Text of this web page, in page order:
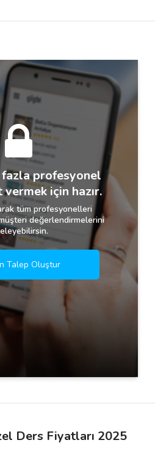
profesyonel
için hazır.
tüm profesyonelleri
değerlendirmelerini
Talep Oluştur
Ders Fiyatları 2025